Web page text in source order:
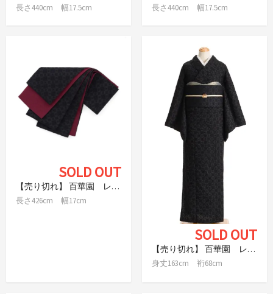
長さ440cm 幅17.5cm 長さ440cm 幅17.5cm
SOLD OUT
【売り切れ】 百華園 レース半幅帯 花ダイヤ
長さ426cm 幅17cm
SOLD OUT
【売り切れ】 百華園 レース着物 花ダイヤ
身丈163cm 裄68cm